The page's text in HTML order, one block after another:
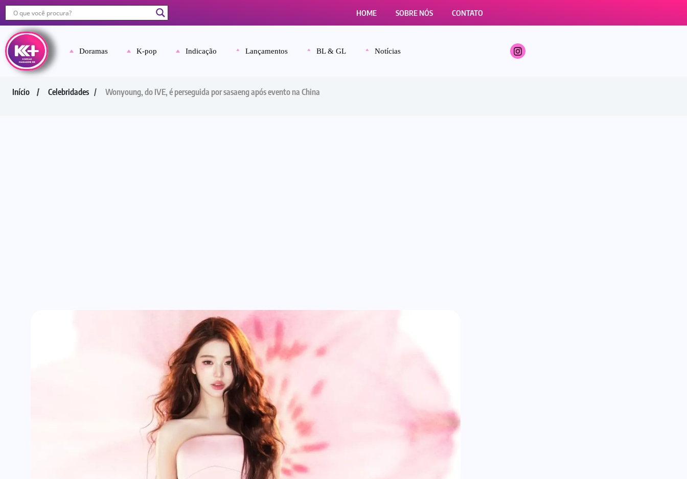
HOME SOBRE NÓS CONTATO
Doramas K-pop Indicação Lançamentos BL & GL Notícias
Início Celebridades Wonyoung, do IVE, é perseguida por sasaeng após evento na China